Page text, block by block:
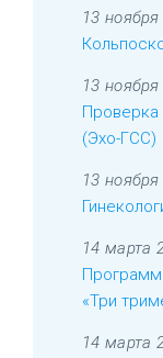
13
13
Проверка
(Эхо-ГСС)
13
14 марта
«Три
14 марта